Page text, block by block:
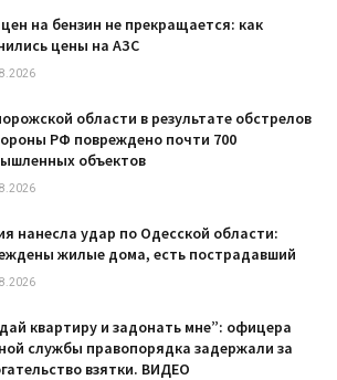
на бензин не прекращается: как
цены на АЗС
области в результате обстрелов
РФ повреждено почти 700
объектов
нанесла удар по Одесской области:
жилые дома, есть пострадавший
квартиру и задонать мне”: офицера
службы правопорядка задержали за
взятки. ВИДЕО